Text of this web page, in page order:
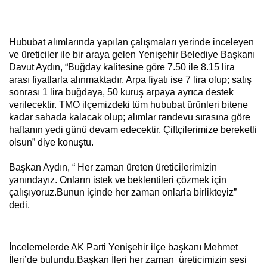
Hububat alımlarında yapılan çalışmaları yerinde inceleyen
ve üreticiler ile bir araya gelen Yenişehir Belediye Başkanı
Davut Aydın, “Buğday kalitesine göre 7.50 ile 8.15 lira
arası fiyatlarla alınmaktadır. Arpa fiyatı ise 7 lira olup; satış
sonrası 1 lira buğdaya, 50 kuruş arpaya ayrıca destek
verilecektir. TMO ilçemizdeki tüm hububat ürünleri bitene
kadar sahada kalacak olup; alımlar randevu sırasına göre
haftanın yedi günü devam edecektir. Çiftçilerimize bereketli
olsun” diye konuştu.
Başkan Aydın, “ Her zaman üreten üreticilerimizin
yanındayız. Onların istek ve beklentileri çözmek için
çalışıyoruz.Bunun içinde her zaman onlarla birlikteyiz”
dedi.
İncelemelerde AK Parti Yenişehir ilçe başkanı Mehmet
İleri’de bulundu.Başkan İleri her zaman üreticimizin sesi